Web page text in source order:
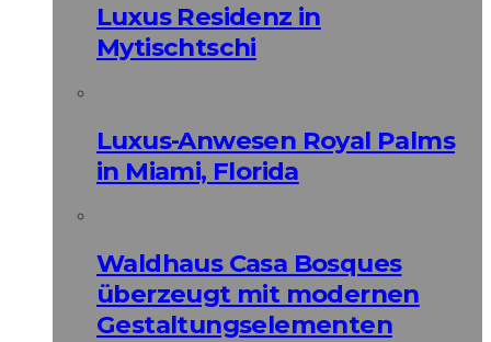
Luxus Residenz in
Mytischtschi
Luxus-Anwesen Royal Palms
in Miami, Florida
Waldhaus Casa Bosques
überzeugt mit modernen
Gestaltungselementen